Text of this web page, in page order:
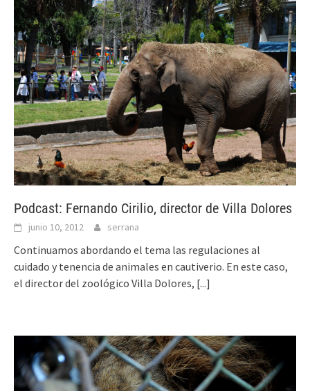
Podcast: Fernando Cirilio, director de Villa Dolores
junio 10, 2012 serrana
Continuamos abordando el tema las regulaciones al
cuidado y tenencia de animales en cautiverio. En este caso,
el director del zoológico Villa Dolores, [...]